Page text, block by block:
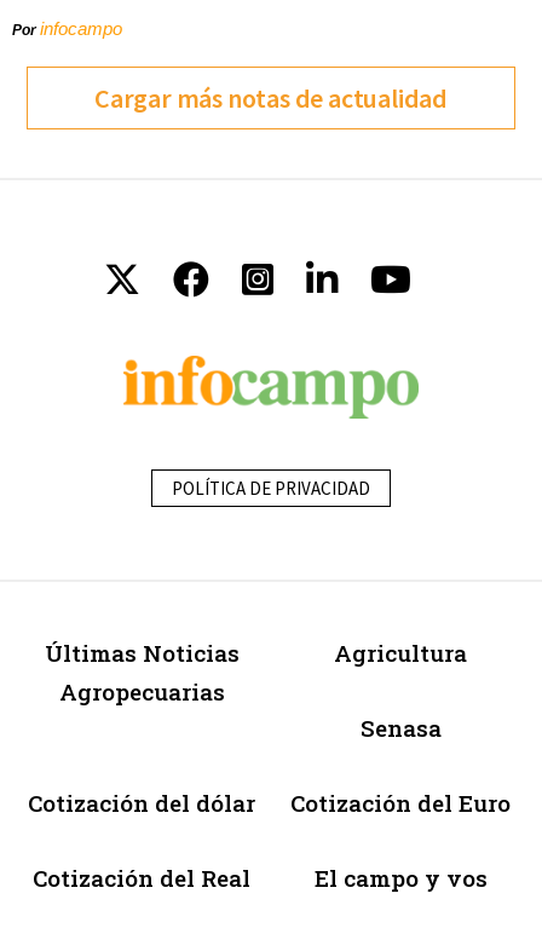
Porinfocampo
Cargar más notas de actualidad
POLÍTICA DE PRIVACIDAD
Últimas Noticias
Agropecuarias
Agricultura
Senasa
Cotización del dólar Cotización del Euro
Cotización del Real El campo y vos